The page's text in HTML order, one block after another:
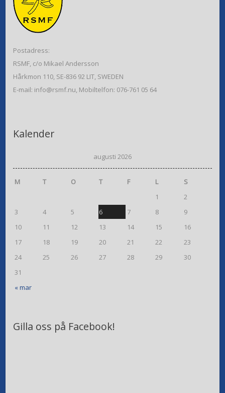
Postadress:
RSMF, c/o Mikael Andersson
Hårkmon 110, SE-836 92 LIT, SWEDEN
E-mail: info@rsmf.nu, Mobiltelfon: 076-761 05 64
Kalender
augusti 2026
M T O T F L S
1
2
3
4 5 6 7 8
9
10
11 12 13 14 15
16
17
18 19 20 21 22
23
24
25 26 27 28 29
30
31
Gilla oss på Facebook!